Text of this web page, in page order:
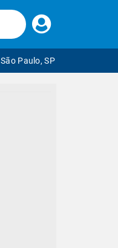
Faça
seu
São Paulo, SP